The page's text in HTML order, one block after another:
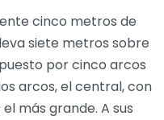
cinco metros de
siete metros sobre
por cinco arcos
arcos, el central, con
más grande. A sus